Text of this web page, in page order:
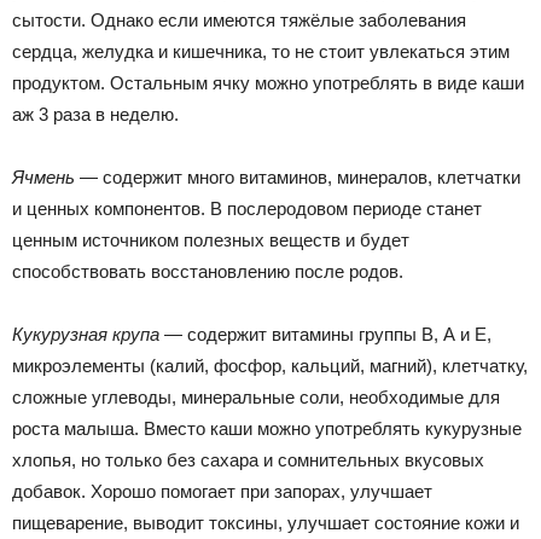
сытости. Однако если имеются тяжёлые заболевания
сердца, желудка и кишечника, то не стоит увлекаться этим
продуктом. Остальным ячку можно употреблять в виде каши
аж 3 раза в неделю.
Ячмень — содержит много витаминов, минералов, клетчатки
и ценных компонентов. В послеродовом периоде станет
ценным источником полезных веществ и будет
способствовать восстановлению после родов.
Кукурузная крупа — содержит витамины группы В, А и Е,
микроэлементы (калий, фосфор, кальций, магний), клетчатку,
сложные углеводы, минеральные соли, необходимые для
роста малыша. Вместо каши можно употреблять кукурузные
хлопья, но только без сахара и сомнительных вкусовых
добавок. Хорошо помогает при запорах, улучшает
пищеварение, выводит токсины, улучшает состояние кожи и